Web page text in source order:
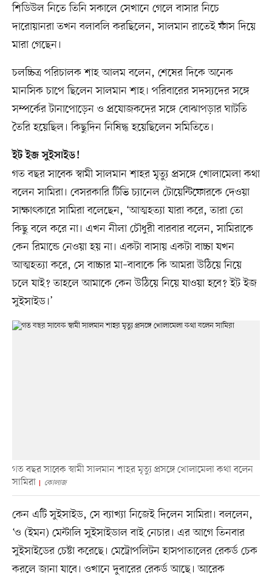
শিডিউল নিতে তিনি সকালে সেখানে গেলে বাসার নিচে
দারোয়ানরা তখন বলাবলি করছিলেন, সালমান রাতেই ফাঁস দিয়ে
মারা গেছেন।
চলচ্চিত্র পরিচালক শাহ আলম বলেন, শেষের দিকে অনেক
মানসিক চাপে ছিলেন সালমান শাহ। পরিবারের সদস্যদের সঙ্গে
সম্পর্কের টানাপোড়েন ও প্রযোজকদের সঙ্গে বোঝাপড়ার ঘাটতি
তৈরি হয়েছিল। কিছুদিন নিষিদ্ধ হয়েছিলেন সমিতিতে।
ইট ইজ সুইসাইড!
গত বছর সাবেক স্বামী সালমান শাহর মৃত্যু প্রসঙ্গে খোলামেলা কথা
বলেন সামিরা। বেসরকারি টিভি চ্যানেল টোয়েন্টিফোরকে দেওয়া
সাক্ষাৎকারে সামিরা বলেছেন, ‘আত্মহত্যা যারা করে, তারা তো
কিছু বলে করে না। এখন নীলা চৌধুরী বারবার বলেন, সামিরাকে
কেন রিমান্ডে নেওয়া হয় না। একটা বাসায় একটা বাচ্চা যখন
আত্মহত্যা করে, সে বাচ্চার মা–বাবাকে কি আমরা উঠিয়ে নিয়ে
চলে যাই? তাহলে আমাকে কেন উঠিয়ে নিয়ে যাওয়া হবে? ইট ইজ
সুইসাইড।’
গত বছর সাবেক স্বামী সালমান শাহর মৃত্যু প্রসঙ্গে খোলামেলা কথা বলেন
সামিরা
কোলাজ
কেন এটি সুইসাইড, সে ব্যাখ্যা নিজেই দিলেন সামিরা। বললেন,
‘ও (ইমন) মেন্টালি সুইসাইডাল বাই নেচার। এর আগে তিনবার
সুইসাইডের চেষ্টা করেছে। মেট্রোপলিটন হাসপাতালের রেকর্ড চেক
করলে জানা যাবে। ওখানে দুবারের রেকর্ড আছে। আরেক